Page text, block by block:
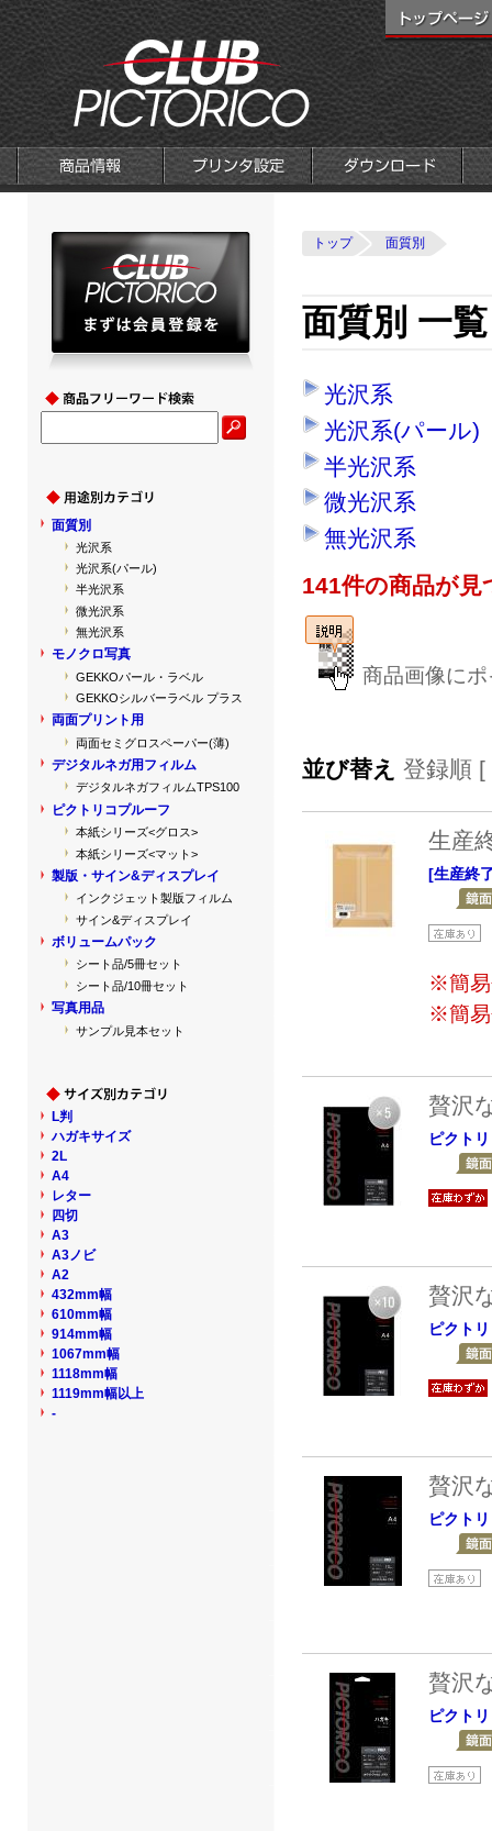
トップ 面質別
面質別 一覧
光沢系
光沢系(パール)
半光沢系
微光沢系
無光沢系
141件の商品が
商品画像に
並び替え 登録順 [
生産
[生産終
※簡易
※簡易
贅沢
ピクト
贅沢
ピクト
贅沢
ピクト
贅沢
ピクト
面質別
光沢系
光沢系(パール)
半光沢系
微光沢系
無光沢系
モノクロ写真
GEKKOパール・ラベル
GEKKOシルバーラベル プラス
両面プリント用
両面セミグロスペーパー(薄)
デジタルネガ用フィルム
デジタルネガフィルムTPS100
ピクトリコプルーフ
本紙シリーズ<グロス>
本紙シリーズ<マット>
製版・サイン&ディスプレイ
インクジェット製版フィルム
サイン&ディスプレイ
ボリュームパック
シート品/5冊セット
シート品/10冊セット
写真用品
サンプル見本セット
L判
ハガキサイズ
2L
A4
レター
四切
A3
A3ノビ
A2
432mm幅
610mm幅
914mm幅
1067mm幅
1118mm幅
1119mm幅以上
-